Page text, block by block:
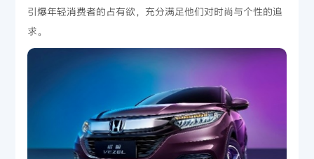
引爆年轻消费者的占有欲，充分满足他们对时尚与个性的追
求。